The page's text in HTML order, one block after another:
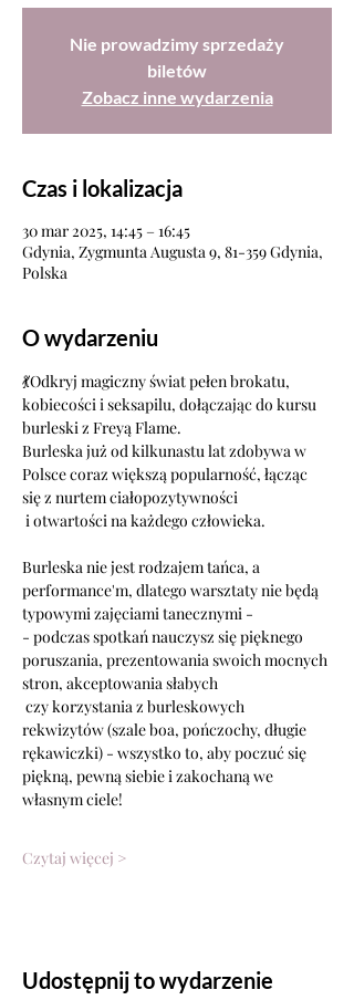
Nie prowadzimy sprzedaży
biletów
Zobacz inne wydarzenia
Czas i lokalizacja
30 mar 2025, 14:45 – 16:45
Gdynia, Zygmunta Augusta 9, 81-359 Gdynia,
Polska
O wydarzeniu
💃Odkryj magiczny świat pełen brokatu,
kobiecości i seksapilu, dołączając do kursu
burleski z Freyą Flame.
Burleska już od kilkunastu lat zdobywa w
Polsce coraz większą popularność, łącząc
się z nurtem ciałopozytywności
i otwartości na każdego człowieka.
Burleska nie jest rodzajem tańca, a
performance'm, dlatego warsztaty nie będą
typowymi zajęciami tanecznymi -
- podczas spotkań nauczysz się pięknego
poruszania, prezentowania swoich mocnych
stron, akceptowania słabych
rekwizytów (szale boa, pończochy, długie
rękawiczki) - wszystko to, aby poczuć się
piękną, pewną siebie i zakochaną we
własnym ciele!
Czytaj więcej >
Udostępnij to wydarzenie